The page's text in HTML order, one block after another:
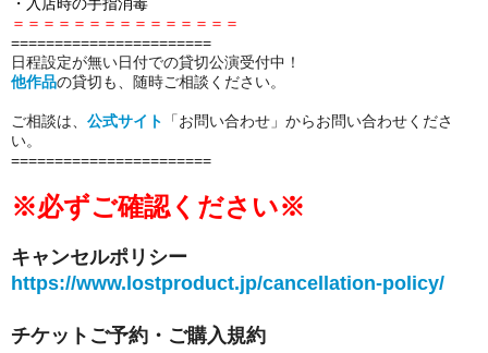
＝＝＝＝＝＝＝＝＝＝＝＝＝＝＝
=======================
日程設定が無い日付での貸切公演受付中！
他作品の貸切も、随時ご相談ください。
ご相談は、 公式サイト
「お問い合わせ」からお問い合わせくださ
い。
=======================
※必ずご確認ください※
キャンセルポリシー
https://www.lostproduct.jp/cancellation-policy/
チケットご予約・ご購入規約